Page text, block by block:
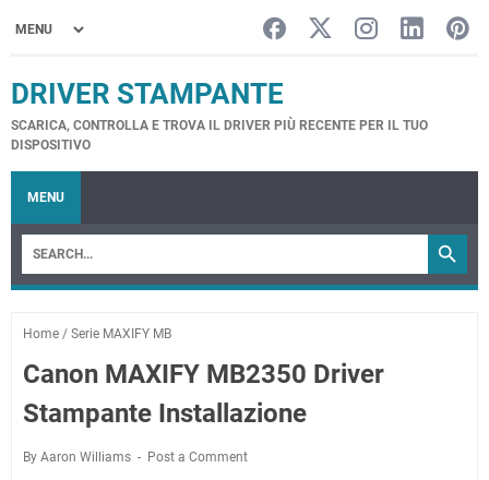
DRIVER STAMPANTE
SCARICA, CONTROLLA E TROVA IL DRIVER PIÙ RECENTE PER IL TUO
DISPOSITIVO
MENU
Home / Serie MAXIFY MB
Canon MAXIFY MB2350 Driver
Stampante Installazione
By Aaron Williams Post a Comment